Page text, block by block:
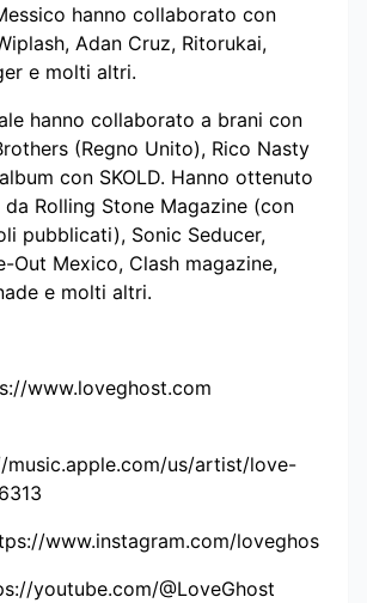
hanno collaborato con
Adan Cruz, Ritorukai,
e molti altri.
hanno collaborato a brani con
(Regno Unito), Rico Nasty
con SKOLD. Hanno ottenuto
Rolling Stone Magazine (con
pubblicati), Sonic Seducer,
Out Mexico, Clash magazine,
e molti altri.
www.loveghost.com
music.apple.com/us/artist/love-
www.instagram.com/
youtube.com/@LoveGhost